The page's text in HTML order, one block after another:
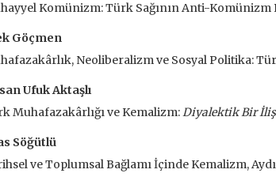
İnsanlar Taze Otlar Üzerine
Komünizm: Türk Sağının Anti-Komünizm
Göçmen
Neoliberalizm ve Sosyal Politika:
Ufuk Aktaşlı
Muhafazakârlığı ve Kemalizm:Diyalektik Bir
Söğütlü
ve Toplumsal Bağlamı İçinde Kemalizm,